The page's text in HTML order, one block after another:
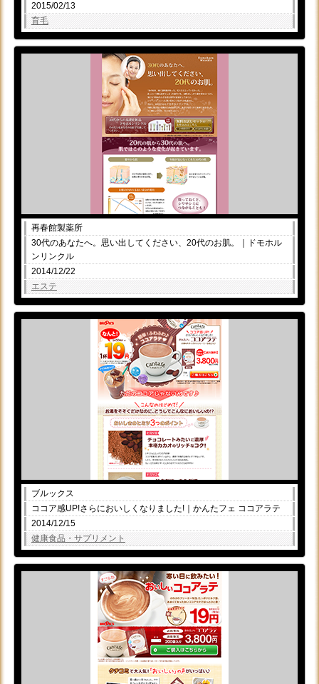
2015/02/13
育毛
再春館製薬所
30代のあなたへ。思い出してください、20代のお肌。｜ドモホル
ンリンクル
2014/12/22
エステ
ブルックス
ココア感UP!さらにおいしくなりました!｜かんたフェ ココアラテ
2014/12/15
健康食品・サプリメント